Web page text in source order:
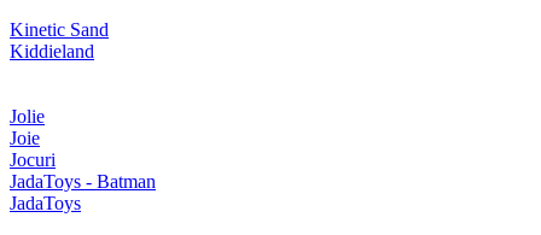
Kinetic Sand
Kiddieland
Jolie
Joie
Jocuri
JadaToys - Batman
JadaToys